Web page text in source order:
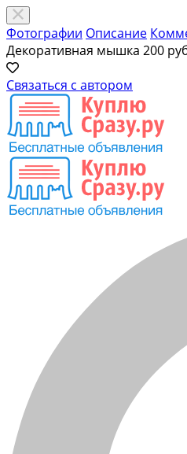
Фотографии Описание
Декоративная мышка 200
Связаться с автором